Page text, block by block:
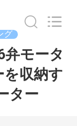
グ
弁モータ
を収納す
ター